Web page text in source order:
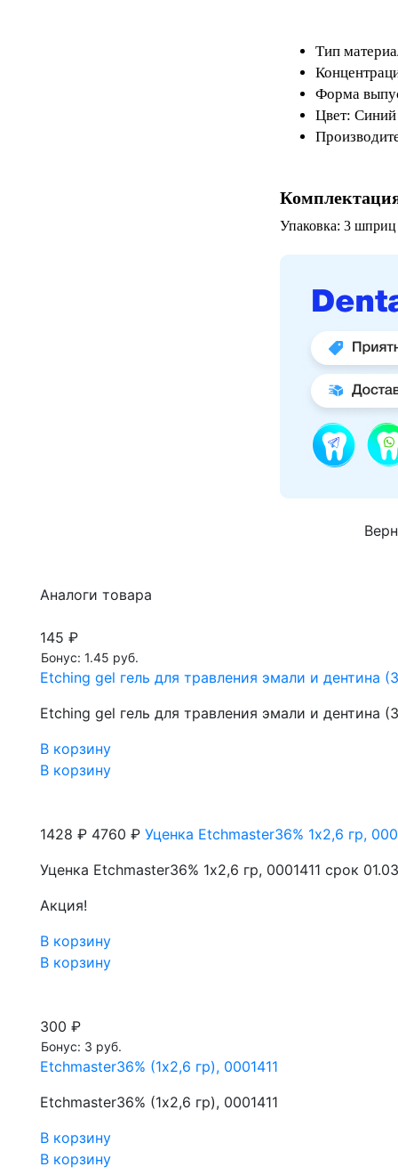
Тип
Форма
Цвет: Синий
Упаковка: 3
Аналоги товара
145 ₽
Бонус: 1.45 руб.
Etching gel гель для травления эмали и дентина
Etching gel гель для травления эмали и дентина
В корзину
В корзину
1428 ₽ 4760 ₽ Уценка Etchmaster36% 1х2,6 гр,
Уценка Etchmaster36% 1х2,6 гр, 0001411 срок
Акция!
В корзину
В корзину
300 ₽
Бонус: 3 руб.
Etchmaster36% (1х2,6 гр), 0001411
Etchmaster36% (1х2,6 гр), 0001411
В корзину
В корзину